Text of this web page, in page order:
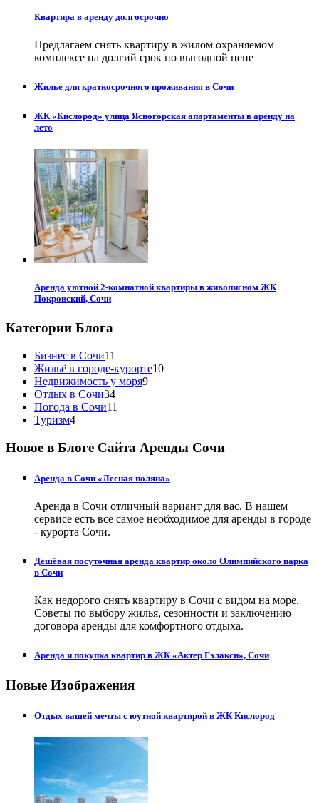
Квартира в аренду долгосрочно
Предлагаем снять квартиру в жилом охраняемом
комплексе на долгий срок по выгодной цене
Жилье для краткосрочного проживания в Сочи
ЖК «Кислород» улица Ясногорская апартаменты в аренду на
лето
Аренда уютной 2-комнатной квартиры в живописном ЖК
Покровский, Сочи
Категории Блога
Бизнес в Сочи11
Жильё в городе-курорте10
Недвижимость у моря9
Отдых в Сочи34
Погода в Сочи11
Туризм4
Новое в Блоге Сайта Аренды Сочи
Аренда в Сочи «Лесная поляна»
Аренда в Сочи отличный вариант для вас. В нашем
сервисе есть все самое необходимое для аренды в городе
- курорта Сочи.
Дешёвая посуточная аренда квартир около Олимпийского парка
в Сочи
Как недорого снять квартиру в Сочи с видом на море.
Советы по выбору жилья, сезонности и заключению
договора аренды для комфортного отдыха.
Аренда и покупка квартир в ЖК «Актер Гэлакси», Сочи
Новые Изображения
Отдых вашей мечты с юутной квартирой в ЖК Кислород